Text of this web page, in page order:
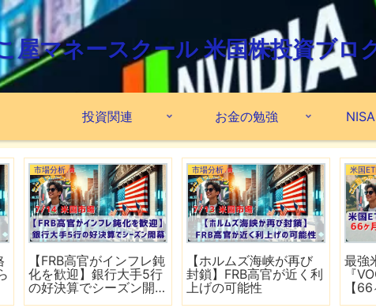
屋マネースクール 米国株投資ブロ
投資関連 お金の勉強
市場分析
【FRB高官がインフレ鈍
化を歓迎】銀行大手5行
の好決算でシーズン開
市場分析
【ホルムズ海峡が再び
封鎖】FRB高官が近く利
上げの可能性
米国
最強
『
【